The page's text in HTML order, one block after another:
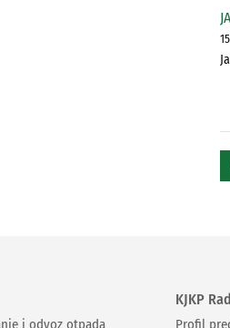
i odvoz otpada
KJKP Rad
Profil